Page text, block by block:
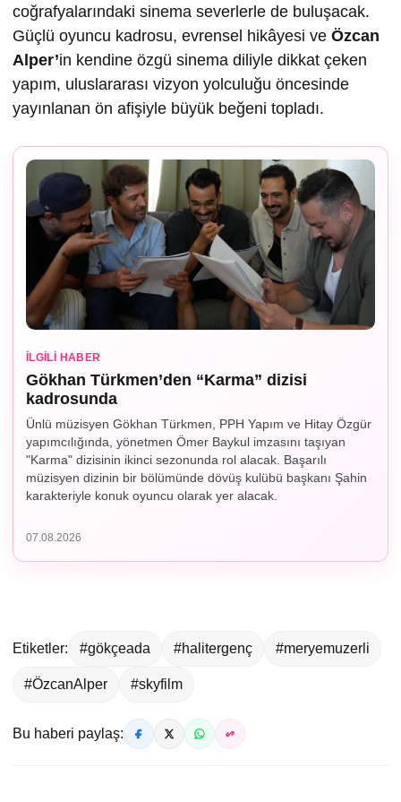
coğrafyalarındaki sinema severlerle de buluşacak.
Güçlü oyuncu kadrosu, evrensel hikâyesi ve Özcan
Alper’in kendine özgü sinema diliyle dikkat çeken
yapım, uluslararası vizyon yolculuğu öncesinde
yayınlanan ön afişiyle büyük beğeni topladı.
İLGILI HABER
Gökhan Türkmen’den “Karma” dizisi
kadrosunda
Ünlü müzisyen Gökhan Türkmen, PPH Yapım ve Hitay Özgür
yapımcılığında, yönetmen Ömer Baykul imzasını taşıyan
"Karma" dizisinin ikinci sezonunda rol alacak. Başarılı
müzisyen dizinin bir bölümünde dövüş kulübü başkanı Şahin
karakteriyle konuk oyuncu olarak yer alacak.
07.08.2026
Etiketler: #gökçeada #halitergenç #meryemuzerli
#ÖzcanAlper #skyfilm
Bu haberi paylaş: